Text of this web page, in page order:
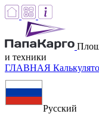
и техники
ГЛАВНАЯ
Русский